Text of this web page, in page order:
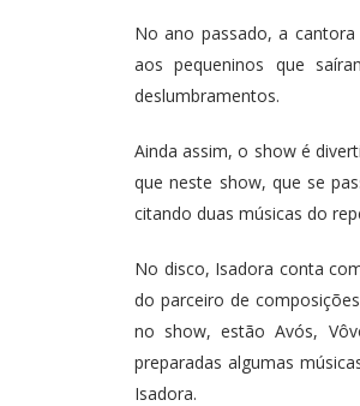
No ano passado, a
aos pequeninos que
deslumbramentos.
Ainda assim, o show é
que neste show, que se
citando duas músicas do
No disco, Isadora conta
do parceiro de
no show, estão Avós,
preparadas algumas
Isadora.